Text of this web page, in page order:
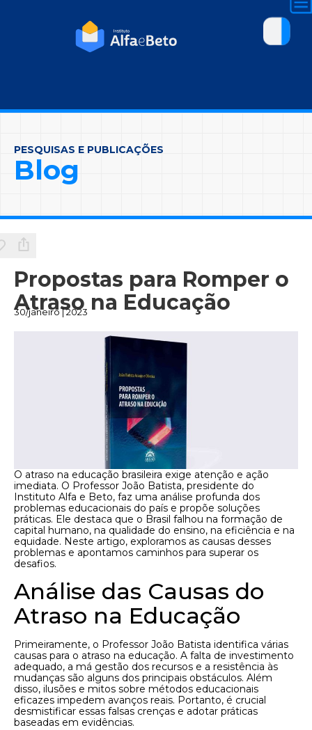
PESQUISAS E PUBLICAÇÕES
Blog
Propostas para Romper o
Atraso na Educação
30/janeiro | 2023
O atraso na educação brasileira exige atenção e ação
imediata. O Professor João Batista, presidente do
Instituto Alfa e Beto, faz uma análise profunda dos
problemas educacionais do país e propõe soluções
práticas. Ele destaca que o Brasil falhou na formação de
capital humano, na qualidade do ensino, na eficiência e na
equidade. Neste artigo, exploramos as causas desses
problemas e apontamos caminhos para superar os
desafios.
Análise das Causas do
Atraso na Educação
Primeiramente, o Professor João Batista identifica várias
causas para o atraso na educação. A falta de investimento
adequado, a má gestão dos recursos e a resistência às
mudanças são alguns dos principais obstáculos. Além
disso, ilusões e mitos sobre métodos educacionais
eficazes impedem avanços reais. Portanto, é crucial
desmistificar essas falsas crenças e adotar práticas
baseadas em evidências.